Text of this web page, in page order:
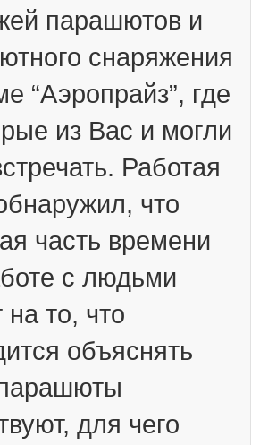
парашютов и
снаряжения
“Аэропрайз”, где
из Вас и могли
Работая
что
часть времени
с людьми
на то, что
объяснять
для чего